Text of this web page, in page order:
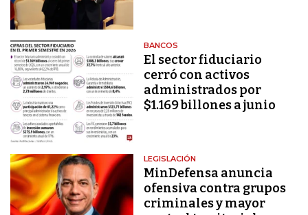
BANCOS
El sector fiduciario
cerró con activos
administrados por
$1.169 billones a junio
LEGISLACIÓN
MinDefensa anuncia
ofensiva contra grupos
criminales y mayor